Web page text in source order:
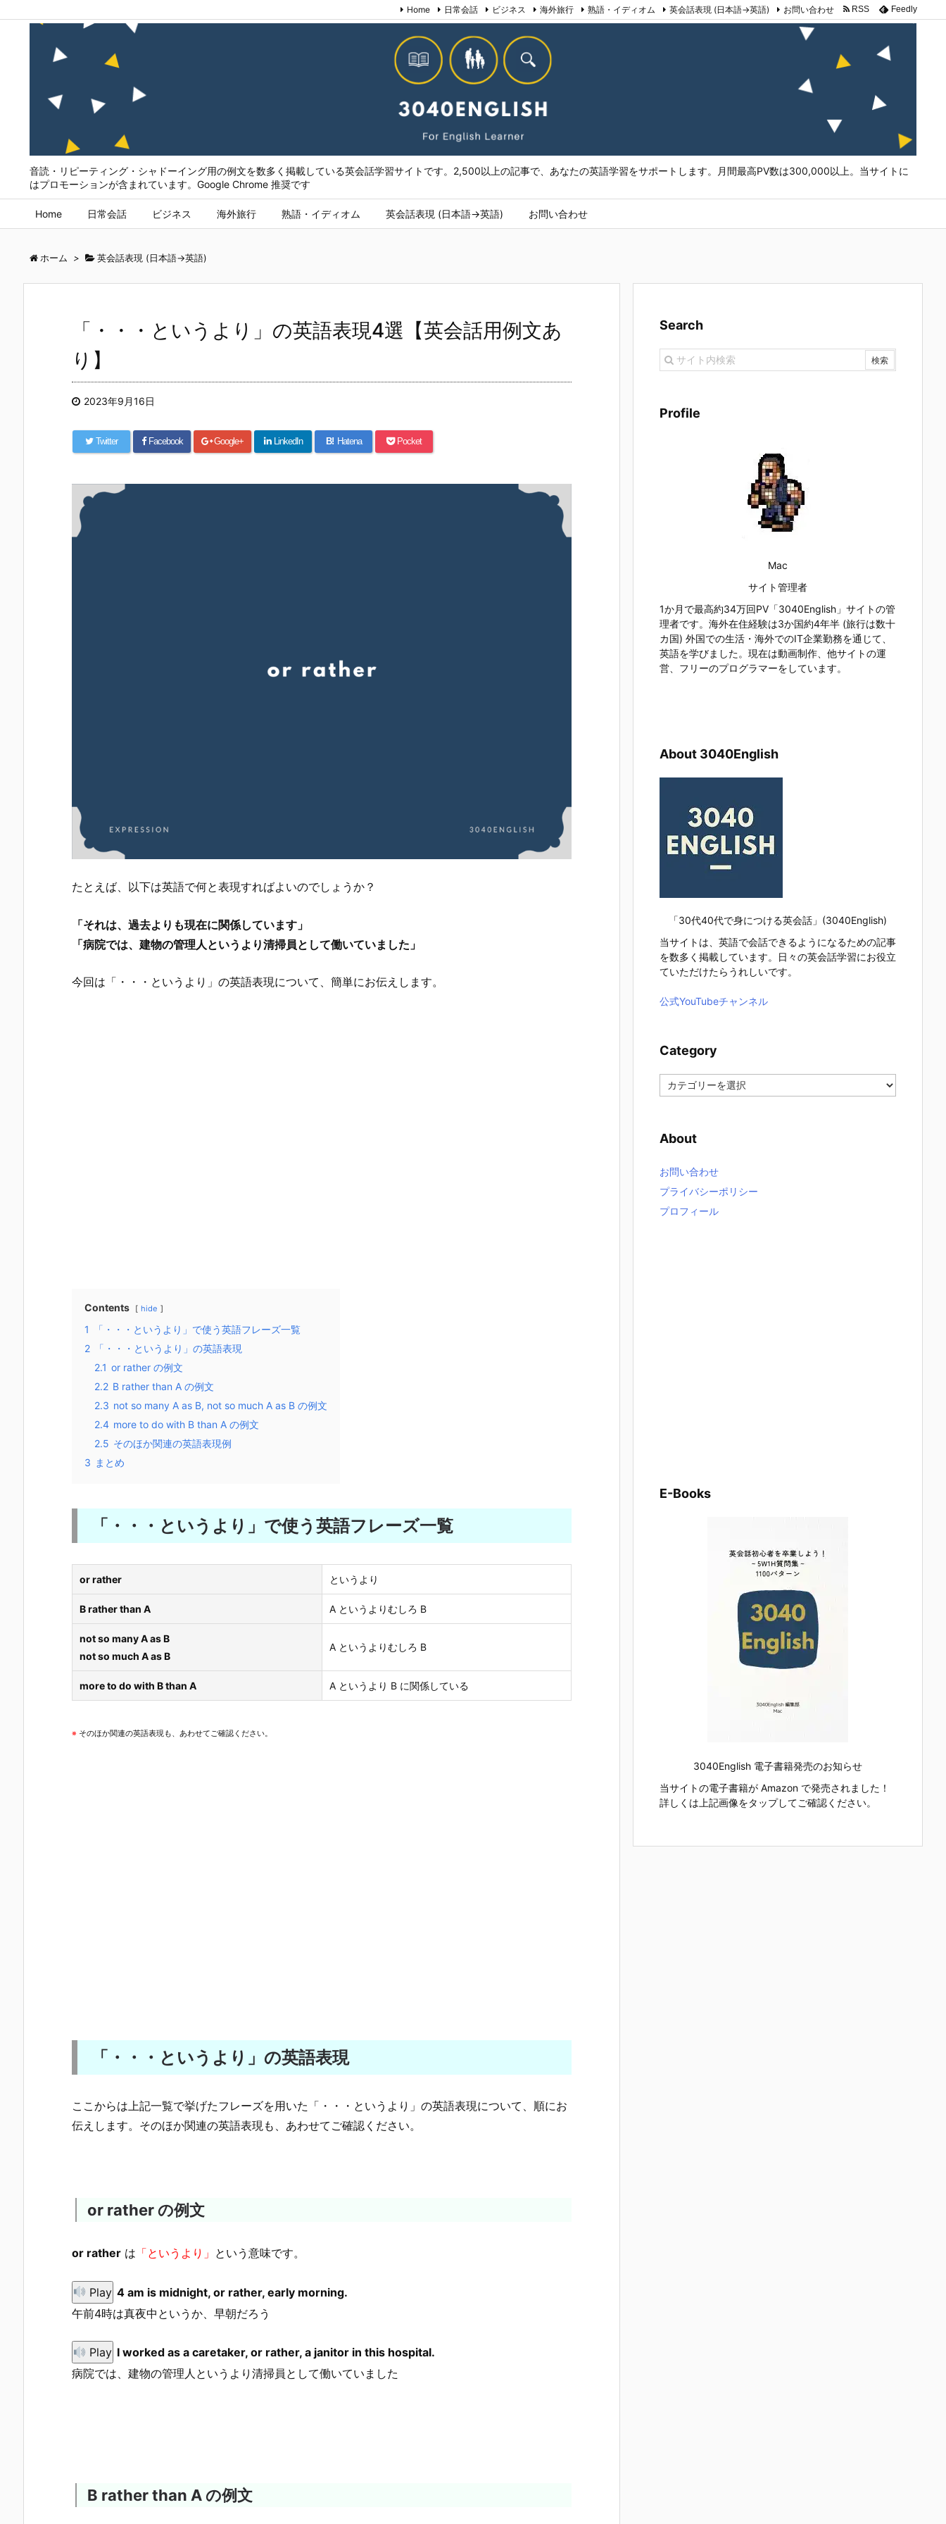
音読・リピーティング・シャドーイング用の例文を数多く掲載している英会話学習サイトです。2,500以上の記事で、あなたの英語学習をサポートします。月間最高PV数は300,000以上。当サイトに
はプロモーションが含まれています。Google Chrome 推奨です
Home 日常会話 ビジネス 海外旅行 熟語・イディオム 英会話表現 (日本語→英語) お問い合わせ
Home 日常会話 ビジネス 海外旅行 熟語・イディオム 英会話表現 (日本語→英語) お問い合わせ RSS Feedly
ホーム > 英会話表現 (日本語→英語)
「・・・というより」の英語表現4選【英会話用例文あ
り】
2023年9月16日
Twitter Facebook Google+ LinkedIn B! Hatena Pocket
たとえば、以下は英語で何と表現すればよいのでしょうか？
「それは、過去よりも現在に関係しています」
「病院では、建物の管理人というより清掃員として働いていました」
今回は「・・・というより」の英語表現について、簡単にお伝えします。
Contents hide
1
「・・・というより」で使う英語フレーズ一覧
2
「・・・というより」の英語表現
2.1 or rather の例文
2.2 B rather than A の例文
2.3 not so many A as B, not so much A as B の例文
2.4 more to do with B than A の例文
2.5 そのほか関連の英語表現例
3 まとめ
「・・・というより」で使う英語フレーズ一覧
or rather というより
B rather than A A というよりむしろ B
not so many A as B
not so much A as B
A というよりむしろ B
more to do with B than A A というより B に関係している
※ そのほか関連の英語表現も、あわせてご確認ください。
「・・・というより」の英語表現
ここからは上記一覧で挙げたフレーズを用いた「・・・というより」の英語表現について、順にお
伝えします。そのほか関連の英語表現も、あわせてご確認ください。
or rather の例文
or rather は 「というより」 という意味です。
Play 4 am is midnight, or rather, early morning.
午前4時は真夜中というか、早朝だろう
Play I worked as a caretaker, or rather, a janitor in this hospital.
病院では、建物の管理人というより清掃員として働いていました
B rather than A の例文
Search
Profile
Mac
サイト管理者
1か月で最高約34万回PV「3040English」サイトの管
理者です。海外在住経験は3か国約4年半 (旅行は数十
カ国) 外国での生活・海外でのIT企業勤務を通じて、
英語を学びました。現在は動画制作、他サイトの運
営、フリーのプログラマーをしています。
About 3040English
「30代40代で身につける英会話」(3040English)
当サイトは、英語で会話できるようになるための記事
を数多く掲載しています。日々の英会話学習にお役立
ていただけたらうれしいです。
公式YouTubeチャンネル
Category
a
g
r
About
お問い合わせ
プライバシーポリシー
プロフィール
E-Books
3040English 電子書籍発売のお知らせ
当サイトの電子書籍が Amazon で発売されました！
詳しくは上記画像をタップしてご確認ください。